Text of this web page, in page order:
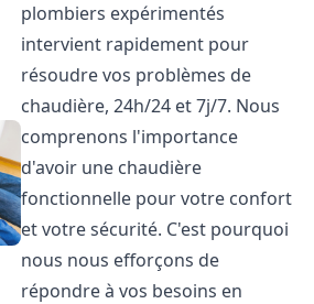
plombiers expérimentés
intervient rapidement pour
résoudre vos problèmes de
chaudière, 24h/24 et 7j/7. Nous
comprenons l'importance
d'avoir une chaudière
fonctionnelle pour votre confort
et votre sécurité. C'est pourquoi
nous nous efforçons de
répondre à vos besoins en